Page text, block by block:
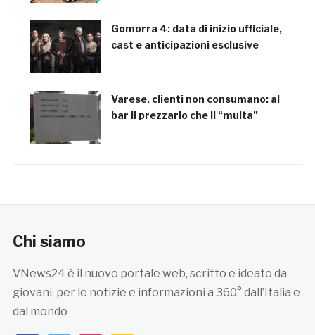
Gomorra 4: data di inizio ufficiale,
cast e anticipazioni esclusive
Varese, clienti non consumano: al
bar il prezzario che li “multa”
Chi siamo
VNews24 è il nuovo portale web, scritto e ideato da
giovani, per le notizie e informazioni a 360° dall’Italia e
dal mondo